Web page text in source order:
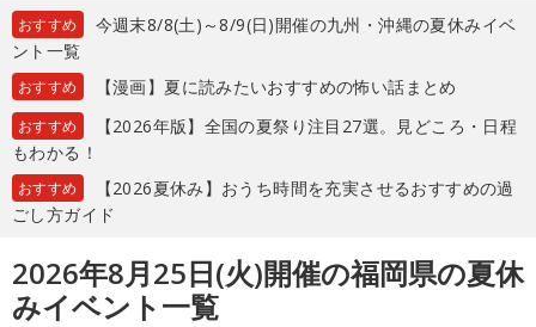
おすすめ
今週末8/8(土)～8/9(日)開催の九州・沖縄の夏休みイベ
ント一覧
おすすめ 【漫画】夏に読みたいおすすめの怖い話まとめ
おすすめ
【2026年版】全国の夏祭り注目27選。見どころ・日程
もわかる！
おすすめ
【2026夏休み】おうち時間を充実させるおすすめの過
ごし方ガイド
2026年8月25日(火)開催の福岡県の夏休
みイベント一覧